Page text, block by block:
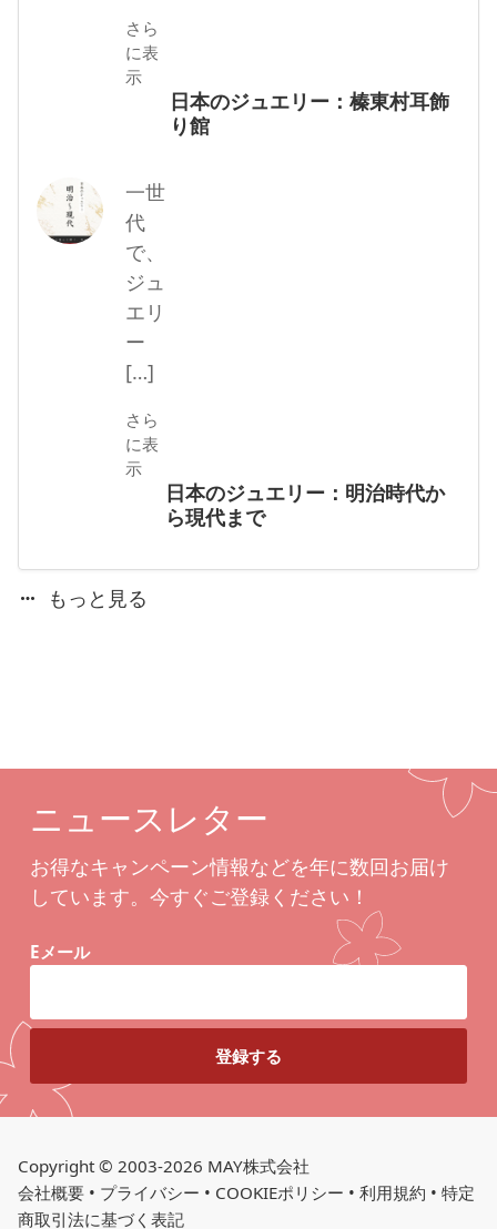
日本のジュエリー：榛東村耳飾
り館
さら
に表
示
日本のジュエリー：明治時代か
ら現代まで
一世
代
で、
ジュ
エリ
ー
[…]
さら
に表
示
もっと見る
ニュースレター
お得なキャンペーン情報などを年に数回お届け
しています。今すぐご登録ください！
Eメール
Copyright © 2003-2026 MAY株式会社
会社概要 • プライバシー • COOKIEポリシー • 利用規約 • 特定
商取引法に基づく表記